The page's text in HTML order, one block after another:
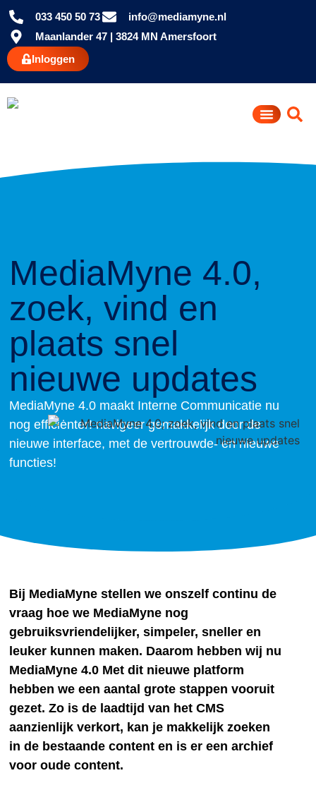
033 450 50 73
info@mediamyne.nl
Maanlander 47 | 3824 MN Amersfoort
Inloggen
MediaMyne 4.0,
zoek, vind en
plaats snel
nieuwe updates
MediaMyne 4.0 maakt Interne Communicatie nu
nog efficiėnter! navigeer gemakkelijk door de
nieuwe interface, met de vertrouwde- en nieuwe
functies!
Bij MediaMyne stellen we onszelf continu de
vraag hoe we MediaMyne nog
gebruiksvriendelijker, simpeler, sneller en
leuker kunnen maken. Daarom hebben wij nu
MediaMyne 4.0 Met dit nieuwe platform
hebben we een aantal grote stappen vooruit
gezet. Zo is de laadtijd van het CMS
aanzienlijk verkort, kan je makkelijk zoeken
in de bestaande content en is er een archief
voor oude content.